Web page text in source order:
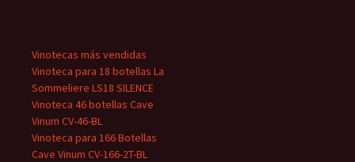
Vinotecas más vendidas
Vinoteca para 18 botellas La
Sommeliere LS18 SILENCE
Vinoteca 46 botellas Cave
Vinum CV-46-BL
Vinoteca para 166 Botellas
Cave Vinum CV-166-2T-BL